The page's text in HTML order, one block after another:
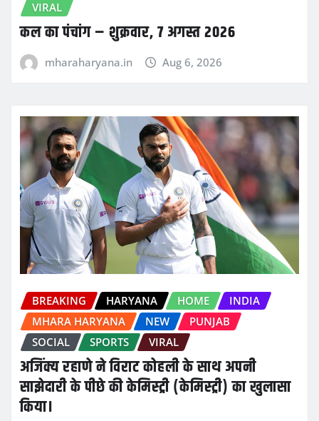
VIRAL
कल का पंचांग – शुक्रवार, 7 अगस्त 2026
mharaharyana.in Aug 6, 2026
BREAKING HARYANA HOME
INDIA
MHARA HARYANA
NEW
PUNJAB
SOCIAL
SPORTS VIRAL
अजिंक्य रहाणे ने विराट कोहली के साथ अपनी
साझेदारी के पीछे की केमिस्ट्री (केमिस्ट्री) का खुलासा
किया।